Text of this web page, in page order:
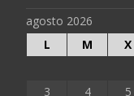
agosto 2026
L
M X
3
4 5